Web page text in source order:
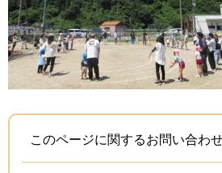
このページに関するお問い合わ